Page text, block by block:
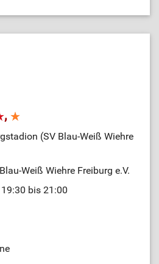
,
(SV Blau-Weiß Wiehre
Weiß Wiehre Freiburg e.V.
bis 21:00